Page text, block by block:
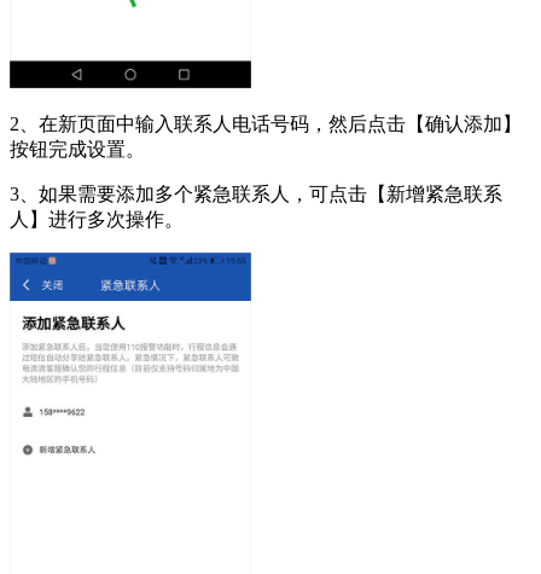
2、在新页面中输入联系人电话号码，然后点击【确认添加】
按钮完成设置。
3、如果需要添加多个紧急联系人，可点击【新增紧急联系
人】进行多次操作。